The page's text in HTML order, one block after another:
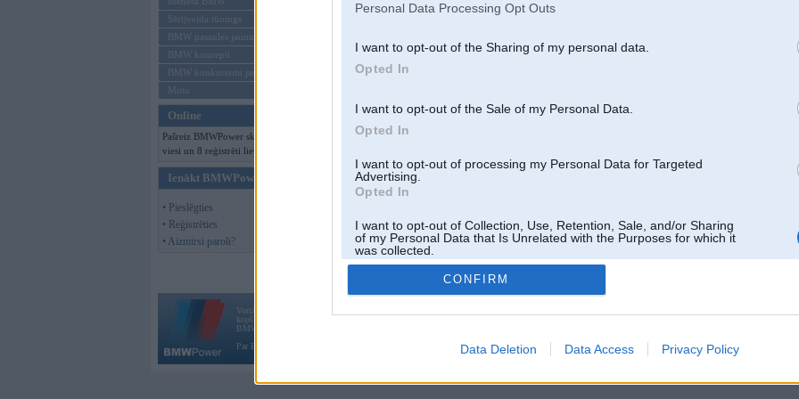
Personal Data Processing Opt Outs
I want to opt-out of the Sharing of my personal data.
Opted In
I want to opt-out of the Sale of my Personal Data.
Opted In
I want to opt-out of processing my Personal Data for Targeted
Advertising.
Opted In
I want to opt-out of Collection, Use, Retention, Sale, and/or Sharing
of my Personal Data that Is Unrelated with the Purposes for which it
was collected.
Opted Out
CONFIRM
Data Deletion Data Access Privacy Policy
Sērijveida tūnings
BMW pasaules jaunumi
BMW koncepti
BMW konkurentu jaunumi
Moto
Online
Pašreiz BMWPower skatās 109
viesi un 8 reģistrēti lietotāji.
Ienākt BMWPower
• Pieslēgties
• Reģistrēties
• Aizmirsi paroli?
Vortāls BMWPower.lv darbojas
kopš 2002. gada 14. maija. Tas nav auto klubs un nav saistīts ar
BMW AG.
Par BMWPower